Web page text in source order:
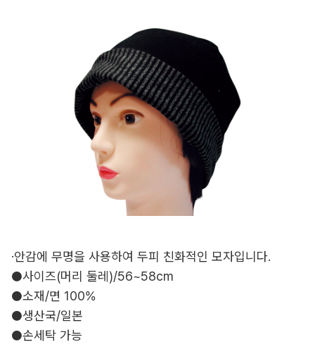
·안감에 무명을 사용하여 두피 친화적인 모자입니다.
●사이즈(머리 둘레)/56~58cm
●소재/면 100%
●생산국/일본
●손세탁 가능